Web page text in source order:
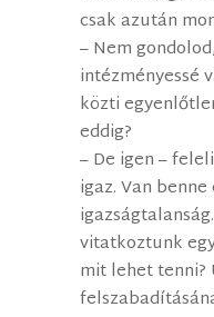
csak azután
– Nem
intézményessé
közti
eddig?
– De igen –
igaz. Van benne
vitatkoztunk
mit lehet tenni?